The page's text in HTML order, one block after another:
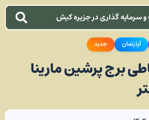
سرمایه گذاری در جزیره کیش
آپارتمان جدید
برج پرشین مارینا